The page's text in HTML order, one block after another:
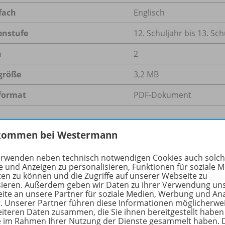
Englisch
12. Schuljahr bis 13.
2
3,2 MB
PDF-Dokument
für die Kursstufe ist in seiner Struktur so
in einem3-stündigen Basiskursals auch in einem5-
wie stark Ihr Kurs ist, lassen Sie Teile des Lehrwerks
an Zusatztexten und Aufgaben dazu.
bei Westermann
neben technisch notwendigen Cookies auch
und Anzeigen zu personalisieren, Funktionen für soziale
zu können und die Zugriffe auf unserer Webseite zu
Außerdem geben wir Daten zu ihrer Verwendung
an unsere Partner für soziale Medien, Werbung und
Unserer Partner führen diese Informationen
Daten zusammen, die Sie ihnen bereitgestellt
im Rahmen Ihrer Nutzung der Dienste gesammelt haben.